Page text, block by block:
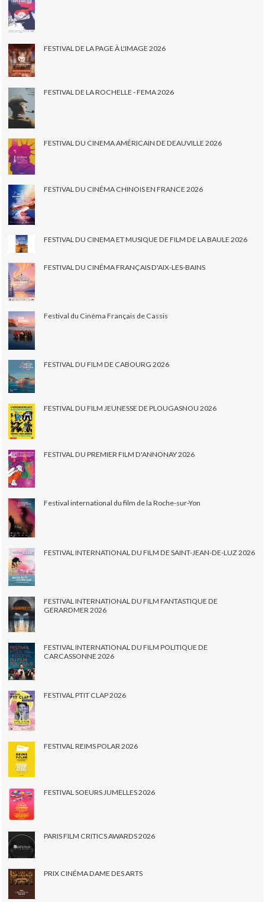
FESTIVAL DE LA PAGE À L'IMAGE 2026
FESTIVAL DE LA ROCHELLE - FEMA 2026
FESTIVAL DU CINEMA AMÉRICAIN DE DEAUVILLE 2026
FESTIVAL DU CINÉMA CHINOIS EN FRANCE 2026
FESTIVAL DU CINEMA ET MUSIQUE DE FILM DE LA BAULE 2026
FESTIVAL DU CINÉMA FRANÇAIS D'AIX-LES-BAINS
Festival du Cinéma Français de Cassis
FESTIVAL DU FILM DE CABOURG 2026
FESTIVAL DU FILM JEUNESSE DE PLOUGASNOU 2026
FESTIVAL DU PREMIER FILM D'ANNONAY 2026
Festival international du film de la Roche-sur-Yon
FESTIVAL INTERNATIONAL DU FILM DE SAINT-JEAN-DE-LUZ 2026
FESTIVAL INTERNATIONAL DU FILM FANTASTIQUE DE
GERARDMER 2026
FESTIVAL INTERNATIONAL DU FILM POLITIQUE DE
CARCASSONNE 2026
FESTIVAL PTIT CLAP 2026
FESTIVAL REIMS POLAR 2026
FESTIVAL SOEURS JUMELLES 2026
PARIS FILM CRITICS AWARDS 2026
PRIX CINÉMA DAME DES ARTS